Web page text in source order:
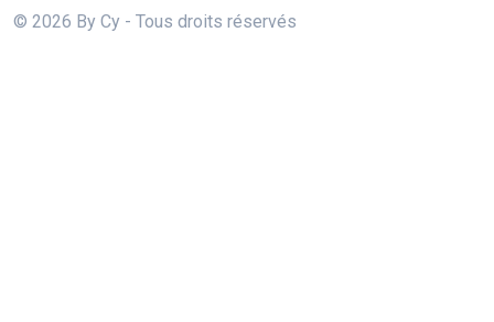
© 2026 By Cy - Tous droits réservés